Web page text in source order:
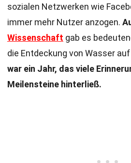
sozialen Netzwerken wie
immer mehr Nutzer anzogen.
Wissenschaft gab es
die Entdeckung von Wasser
war ein Jahr, das viele
Meilensteine hinterließ.